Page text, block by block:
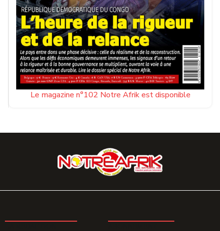
Le magazine n°102 Notre Afrik est disponible